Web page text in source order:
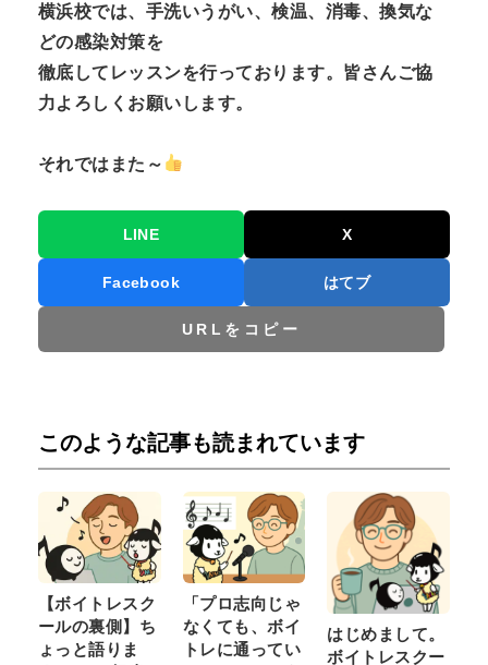
横浜校では、手洗いうがい、検温、消毒、換気な
どの感染対策を
徹底してレッスンを行っております。皆さんご協
力よろしくお願いします。
それではまた～
LINE X
Facebook はてブ
URLをコピー
このような記事も読まれています
【ボイトレスク
ールの裏側】ち
ょっと語りま
「プロ志向じゃ
なくても、ボイ
トレに通ってい
はじめまして。
ボイトレスクー